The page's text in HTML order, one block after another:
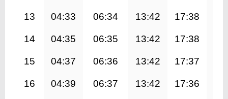
13 04:33 06:34 13:42 17:38
14 04:35 06:35 13:42 17:38
15 04:37 06:36 13:42 17:37
16 04:39 06:37 13:42 17:36